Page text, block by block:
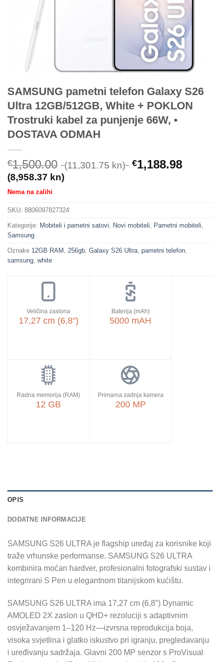
SAMSUNG pametni telefon Galaxy S26
Ultra 12GB/512GB, White + POKLON
Trostruki kabel za punjenje 66W, •
DOSTAVA ODMAH
€1,500.00 (11,301.75 kn) €1,188.98
(8,958.37 kn)
Nema na zalihi
SKU: 8806097827324
Kategorije: Mobiteli i pametni satovi, Novi mobiteli, Pametni mobiteli,
Samsung
Oznake 12GB RAM , 256gb, Galaxy S26 Ultra, pametni telefon,
samsung, white
Veličina zaslona
17,27 cm (6,8")
Baterija (mAh)
5000 mAH
Radna memorija (RAM)
12 GB
Primarna zadnja kamera
200 MP
OPIS
DODATNE INFORMACIJE
SAMSUNG S26 ULTRA je flagship uređaj za korisnike koji
traže vrhunske performanse. SAMSUNG S26 ULTRA
kombinira moćan hardver, profesionalni fotografski sustav i
integrirani S Pen u elegantnom titanijskom kućištu.
SAMSUNG S26 ULTRA ima 17,27 cm (6,8″) Dynamic
AMOLED 2X zaslon u QHD+ rezoluciji s adaptivnim
osvježavanjem 1–120 Hz—izvrsna reprodukcija boja,
visoka svjetlina i glatko iskustvo pri igranju, pregledavanju
i uređivanju sadržaja. Glavni 200 MP senzor s ProVisual